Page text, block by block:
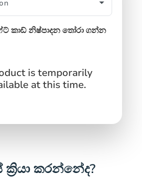
කාඩ් නිෂ්පාදන තෝරා ගන්න
is temporarily
at this time.
කරන්නේද?